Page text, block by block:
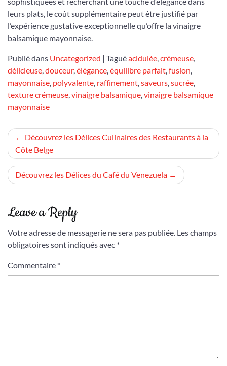
leurs plats, le coût supplémentaire peut être justifié par
l’expérience gustative exceptionnelle qu’offre la vinaigre
balsamique mayonnaise.
Publié dans Uncategorized | Taguéacidulée,crémeuse,
délicieuse,douceur,élégance,équilibre parfait,fusion,
mayonnaise, polyvalente, raffinement,saveurs,sucrée,
texture crémeuse,vinaigre balsamique,vinaigre balsamique
mayonnaise
Navigation
de
l’article
Découvrez les Délices Culinaires des Restaurants à la
Côte Belge
Découvrez les Délices du Café du Venezuela
Leave a Reply
Votre adresse de messagerie ne sera pas publiée. Les champs
obligatoires sont indiqués avec *
Commentaire *